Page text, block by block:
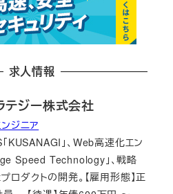
求人情報
テジー株式会社
ジニア
KUSANAGI」、Web高速化エン
Speed Technology」、戦略
ロダクトの開発。【雇用形態】正